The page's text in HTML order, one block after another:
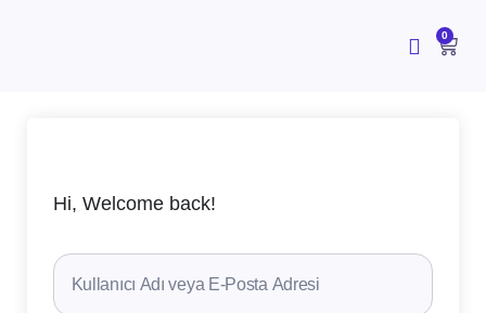
0
Hi, Welcome back!